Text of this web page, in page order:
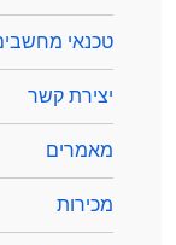
טכנאי
יצירת קשר
מאמרים
מכירות